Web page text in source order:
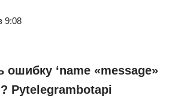
9:08
ошибку ‘name «message»
Pytelegrambotapi